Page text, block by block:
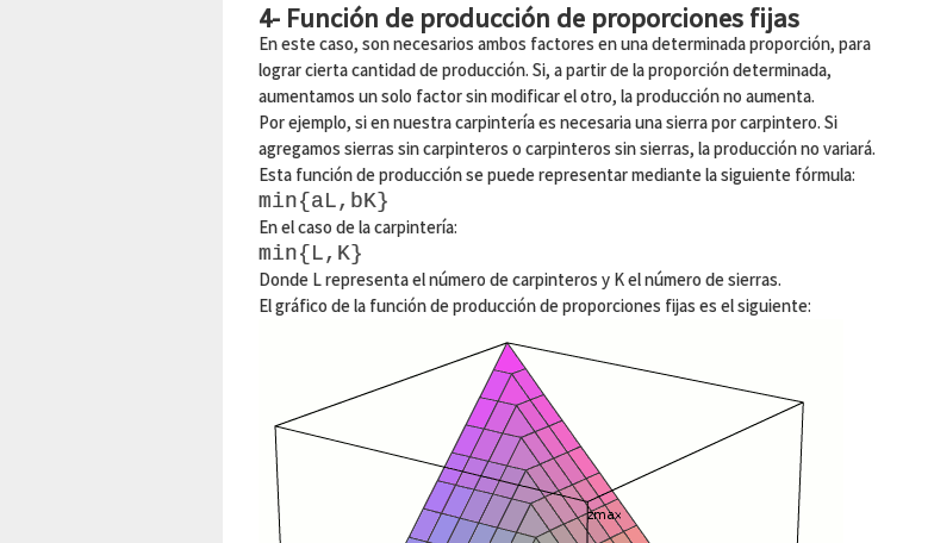
4- Función de producción de proporciones fijas
En este caso, son necesarios ambos factores en una determinada proporción, para
lograr cierta cantidad de producción. Si, a partir de la proporción determinada,
aumentamos un solo factor sin modificar el otro, la producción no aumenta.
Por ejemplo, si en nuestra carpintería es necesaria una sierra por carpintero. Si
agregamos sierras sin carpinteros o carpinteros sin sierras, la producción no variará.
Esta función de producción se puede representar mediante la siguiente fórmula:
min{aL,bK}
En el caso de la carpintería:
min{L,K}
Donde L representa el número de carpinteros y K el número de sierras.
El gráfico de la función de producción de proporciones fijas es el siguiente: